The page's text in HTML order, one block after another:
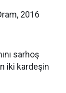
2016
sarhoş
iki kardeşin